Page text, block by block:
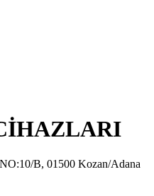
B, 01500 Kozan/Adana